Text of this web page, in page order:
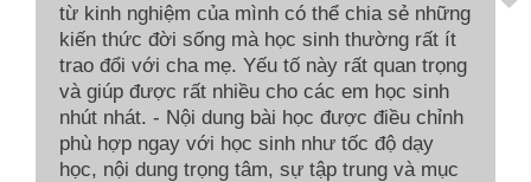
từ kinh nghiệm của mình có thể chia sẻ những
kiến thức đời sống mà học sinh thường rất ít
trao đổi với cha mẹ. Yếu tố này rất quan trọng
và giúp được rất nhiều cho các em học sinh
nhút nhát. - Nội dung bài học được điều chỉnh
phù hợp ngay với học sinh như tốc độ dạy
học, nội dung trọng tâm, sự tập trung và mục